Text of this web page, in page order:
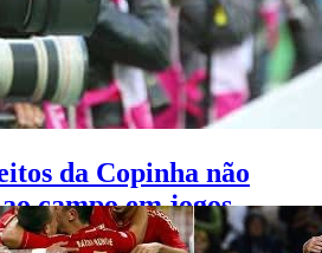
da Copinha não
campo em jogos